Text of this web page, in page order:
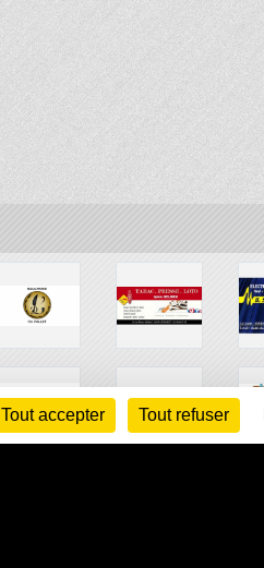
Tout accepter Tout refuser